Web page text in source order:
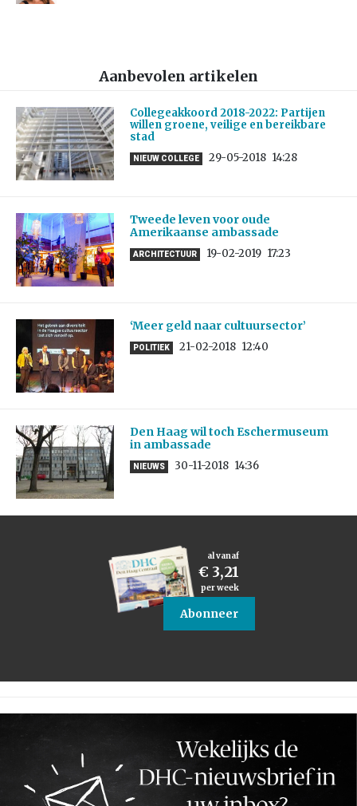
Aanbevolen artikelen
Collegeakkoord 2018-2022: Partijen
willen groene, veilige en bereikbare
stad
NIEUW COLLEGE 29-05-2018 14:28
Tweede leven voor oude
Amerikaanse ambassade
ARCHITECTUUR 19-02-2019 17:23
‘Meer geld naar cultuursector’
POLITIEK 21-02-2018 12:40
Den Haag wil toch Eschermuseum
in ambassade
NIEUWS 30-11-2018 14:36
al vanaf
€ 3,21
per week
Abonneer